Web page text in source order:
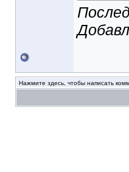
Нажмите здесь, чтобы написать